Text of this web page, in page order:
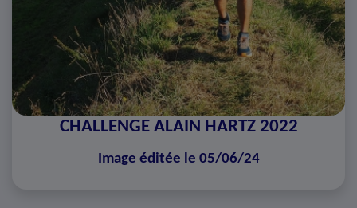
CHALLENGE ALAIN HARTZ 2022
Image éditée le 05/06/24